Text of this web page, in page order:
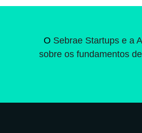
O Sebrae Startups e a
sobre os fundamentos